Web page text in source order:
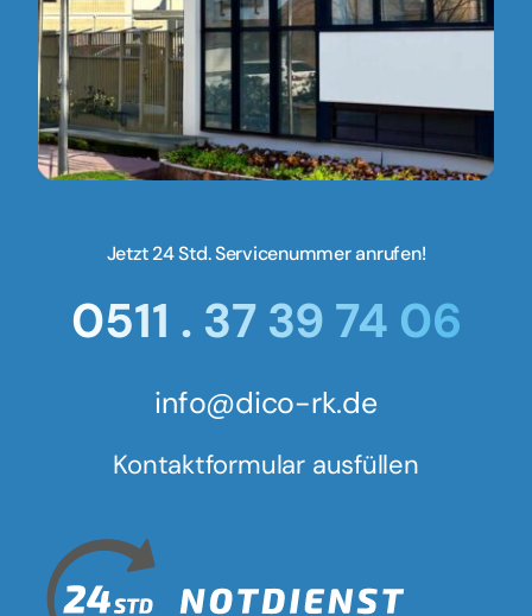
Jetzt 24 Std. Servicenummer anrufen!
0511 . 37 39 74 06
info@dico-rk.de
Kontaktformular ausfüllen